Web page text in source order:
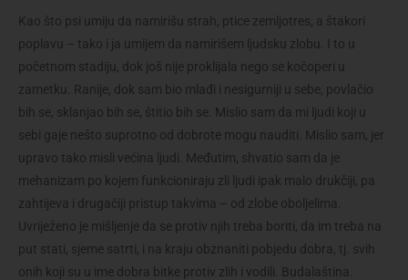
Kao što psi umiju da namirišu strah, ptice zemljotres, a štakori
poplavu – tako i ja umijem da namirišem ljudsku zlobu. I to u
početnom stadiju, dok još nije proklijala nego se kočoperi u
zametku. Ranije, dok sam bio mlađi i nesigurniji u sebe, povlačio
bih se, sklanjao bih se, štitio bih se. Mislio sam da mi ljudi koji u
sebi gaje nešto suprotno od dobrote mogu nauditi. Mislio sam, jer
upravo tako misli većina ljudi. Međutim, shvatio sam da je
mehanizam po kojem funkcioniraju zli ljudi ipak malo drukčiji, pa
zahtijeva i drugačiji pristup takvima – od zlobe oboljelima.
Uvriježeno je mišljenje da se protiv njih treba boriti, da im treba na
put stati, sjeme satrti, i na kraju obznaniti pobjedu dobra, tj. svih
onih koji su u ime dobra bitke protiv zlih i vodili. Budalaština.